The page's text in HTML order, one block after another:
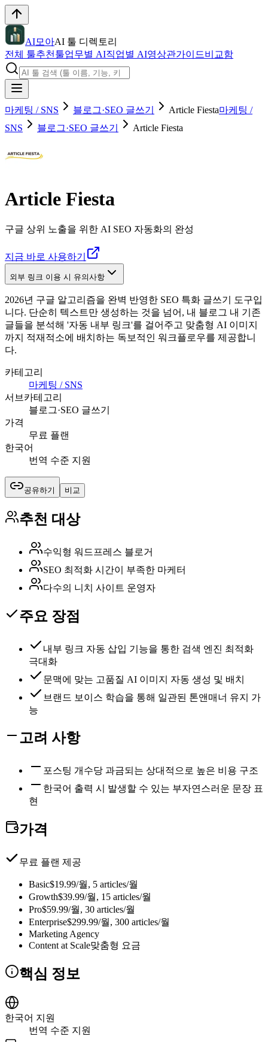
AI모아AI 툴 디렉토리
전체 툴추천툴업무별 AI직업별 AI영상관가이드비교함
마케팅 / SNS 블로그·SEO 글쓰기 Article Fiesta마케팅 /
SNS
블로그·SEO 글쓰기 Article Fiesta
Article Fiesta
구글 상위 노출을 위한 AI SEO 자동화의 완성
지금 바로 사용하기
외부 링크 이용 시 유의사항
2026년 구글 알고리즘을 완벽 반영한 SEO 특화 글쓰기 도구입
니다. 단순히 텍스트만 생성하는 것을 넘어, 내 블로그 내 기존
글들을 분석해 '자동 내부 링크'를 걸어주고 맞춤형 AI 이미지
까지 적재적소에 배치하는 독보적인 워크플로우를 제공합니
다.
카테고리
마케팅 / SNS
서브카테고리
블로그·SEO 글쓰기
가격
무료 플랜
한국어
번역 수준 지원
공유하기 비교
추천 대상
수익형 워드프레스 블로거
SEO 최적화 시간이 부족한 마케터
다수의 니치 사이트 운영자
주요 장점
내부 링크 자동 삽입 기능을 통한 검색 엔진 최적화
극대화
문맥에 맞는 고품질 AI 이미지 자동 생성 및 배치
브랜드 보이스 학습을 통해 일관된 톤앤매너 유지 가
능
고려 사항
포스팅 개수당 과금되는 상대적으로 높은 비용 구조
한국어 출력 시 발생할 수 있는 부자연스러운 문장 표
현
가격
무료 플랜 제공
Basic$19.99/월, 5 articles/월
Growth$39.99/월, 15 articles/월
Pro$59.99/월, 30 articles/월
Enterprise$299.99/월, 300 articles/월
Marketing Agency
Content at Scale맞춤형 요금
핵심 정보
한국어 지원
번역 수준 지원